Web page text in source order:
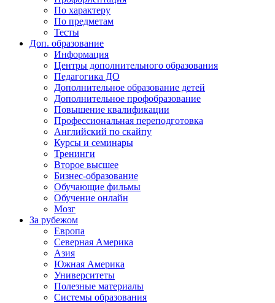
По характеру
По предметам
Тесты
Доп. образование
Информация
Центры дополнительного образования
Педагогика ДО
Дополнительное образование детей
Дополнительное профобразование
Повышение квалификации
Профессиональная переподготовка
Английский по скайпу
Курсы и семинары
Тренинги
Второе высшее
Бизнес-образование
Обучающие фильмы
Обучение онлайн
Мозг
За рубежом
Европа
Северная Америка
Азия
Южная Америка
Университеты
Полезные материалы
Системы образования